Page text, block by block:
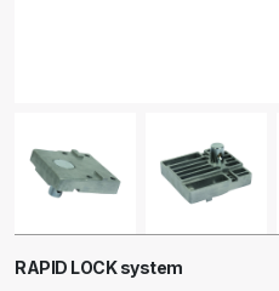
RAPID LOCK system